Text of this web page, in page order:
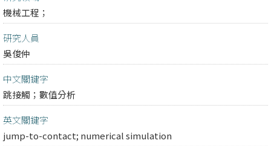
機械工程；
研究人員
吳俊仲
中文關鍵字
跳接觸；數值分析
英文關鍵字
jump-to-contact; numerical simulation